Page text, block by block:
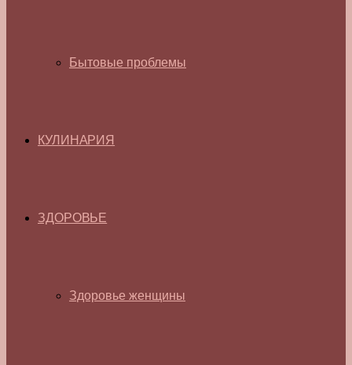
Бытовые проблемы
КУЛИНАРИЯ
ЗДОРОВЬЕ
Здоровье женщины